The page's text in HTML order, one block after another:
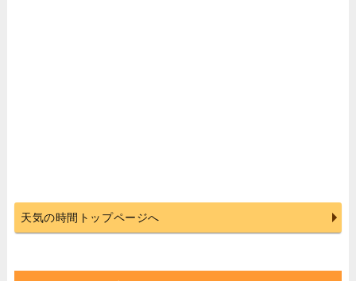
天気の時間トップページへ